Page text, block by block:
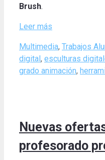
Brush.
Leer más
Categories
Multimedia, Trabajos
digital , esculturas
grado animación,
Nuevas
profesorado